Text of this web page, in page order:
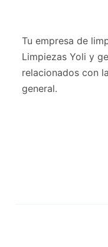
Tu empresa de
Limpiezas Yoli y
relacionados con
general.